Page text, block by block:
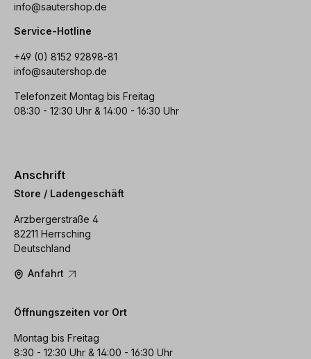
info@sautershop.de
Service-Hotline
+49 (0) 8152 92898-81
info@sautershop.de
Telefonzeit Montag bis Freitag
08:30 - 12:30 Uhr & 14:00 - 16:30 Uhr
Anschrift
Store / Ladengeschäft
Arzbergerstraße 4
82211 Herrsching
Deutschland
Anfahrt
Öffnungszeiten vor Ort
Montag bis Freitag
8:30 - 12:30 Uhr & 14:00 - 16:30 Uhr